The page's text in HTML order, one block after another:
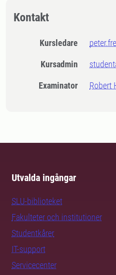
Kontakt
Kursledare
Kursadmin
Examinator Robert
Utvalda ingångar
SLU-biblioteket
Fakulteter och institutioner
Studentkårer
IT-support
Servicecenter